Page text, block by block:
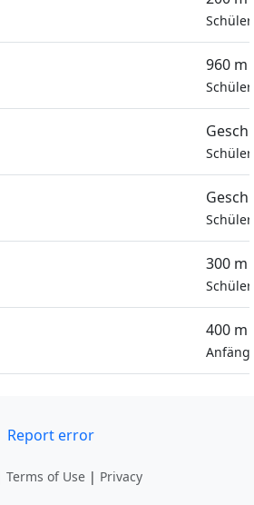
960 m
300 m
400 m
Report error
Terms of Use | Privacy